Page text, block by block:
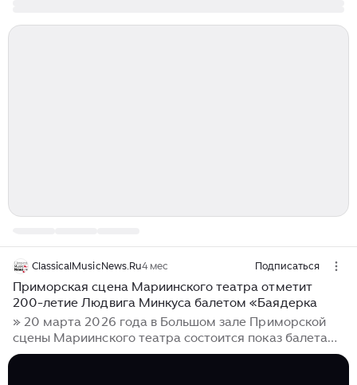
ClassicalMusicNews.Ru4 мес Подписаться
Приморская сцена Мариинского театра отметит
200-летие Людвига Минкуса балетом «Баядерка
» 20 марта 2026 года в Большом зале Приморской
сцены Мариинского театра состоится показ балета
«Баядерка» Людвига Минкуса, 200-летие со дня